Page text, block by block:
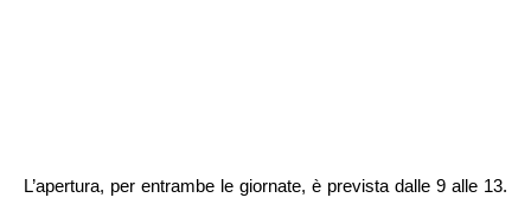
L’apertura, per entrambe le giornate, è prevista dalle 9 alle 13.